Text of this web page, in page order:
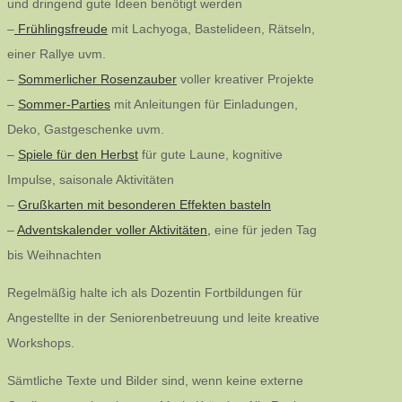
und dringend gute Ideen benötigt werden
– Frühlingsfreude mit Lachyoga, Bastelideen, Rätseln,
einer Rallye uvm.
– Sommerlicher Rosenzauber voller kreativer Projekte
– Sommer-Parties mit Anleitungen für Einladungen,
Deko, Gastgeschenke uvm.
– Spiele für den Herbst für gute Laune, kognitive
Impulse, saisonale Aktivitäten
– Grußkarten mit besonderen Effekten basteln
–Adventskalender voller Aktivitäten, eine für jeden Tag
bis Weihnachten
Regelmäßig halte ich als Dozentin Fortbildungen für
Angestellte in der Seniorenbetreuung und leite kreative
Workshops.
Sämtliche Texte und Bilder sind, wenn keine externe